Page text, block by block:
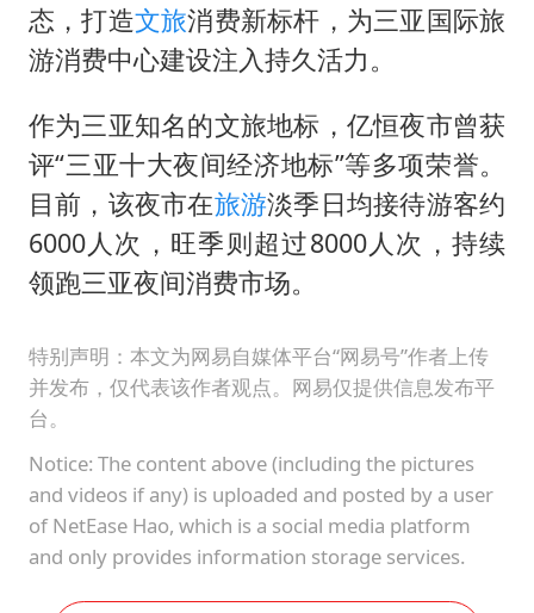
态，打造文旅消费新标杆，为三亚国际旅
游消费中心建设注入持久活力。
作为三亚知名的文旅地标，亿恒夜市曾获
评“三亚十大夜间经济地标”等多项荣誉。
目前，该夜市在旅游淡季日均接待游客约
6000人次，旺季则超过8000人次，持续
领跑三亚夜间消费市场。
特别声明：本文为网易自媒体平台“网易号”作者上传
并发布，仅代表该作者观点。网易仅提供信息发布平
台。
Notice: The content above (including the pictures
and videos if any) is uploaded and posted by a user
of NetEase Hao, which is a social media platform
and only provides information storage services.